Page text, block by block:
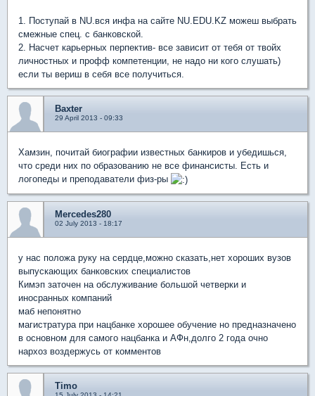
1. Поступай в NU.вся инфа на сайте NU.EDU.KZ можеш выбрать
смежные спец. с банковской.
2. Насчет карьерных перпектив- все зависит от тебя от твойх
личностных и профф компетенции, не надо ни кого слушать)
если ты вериш в себя все получиться.
Baxter
29 April 2013 - 09:33
Хамзин, почитай биографии известных банкиров и убедишься,
что среди них по образованию не все финансисты. Есть и
логопеды и преподаватели физ-ры
Mercedes280
02 July 2013 - 18:17
у нас положа руку на сердце,можно сказать,нет хороших вузов
выпускающих банковских специалистов
Кимэп заточен на обслуживание большой четверки и
иносранных компаний
маб непонятно
магистратура при нацбанке хорошее обучение но предназначено
в основном для самого нацбанка и АФн,долго 2 года очно
нархоз воздержусь от комментов
Timo